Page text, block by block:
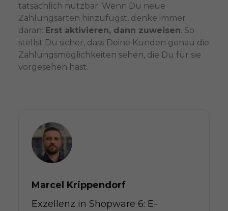
tatsächlich nutzbar. Wenn Du neue
Zahlungsarten hinzufügst, denke immer
daran: Erst aktivieren, dann zuweisen. So
stellst Du sicher, dass Deine Kunden genau die
Zahlungsmöglichkeiten sehen, die Du für sie
vorgesehen hast.
Marcel Krippendorf
Exzellenz in Shopware 6: E-